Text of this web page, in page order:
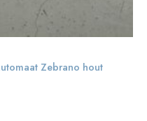
Zebrano hout